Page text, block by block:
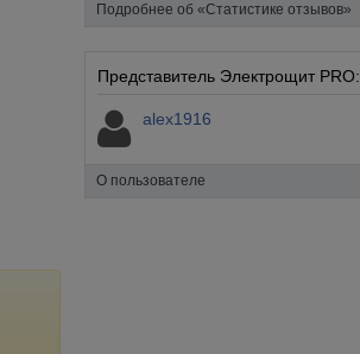
Подробнее об «Статистике отзывов»
Представитель Электрощит PRO:
alex1916
О пользователе